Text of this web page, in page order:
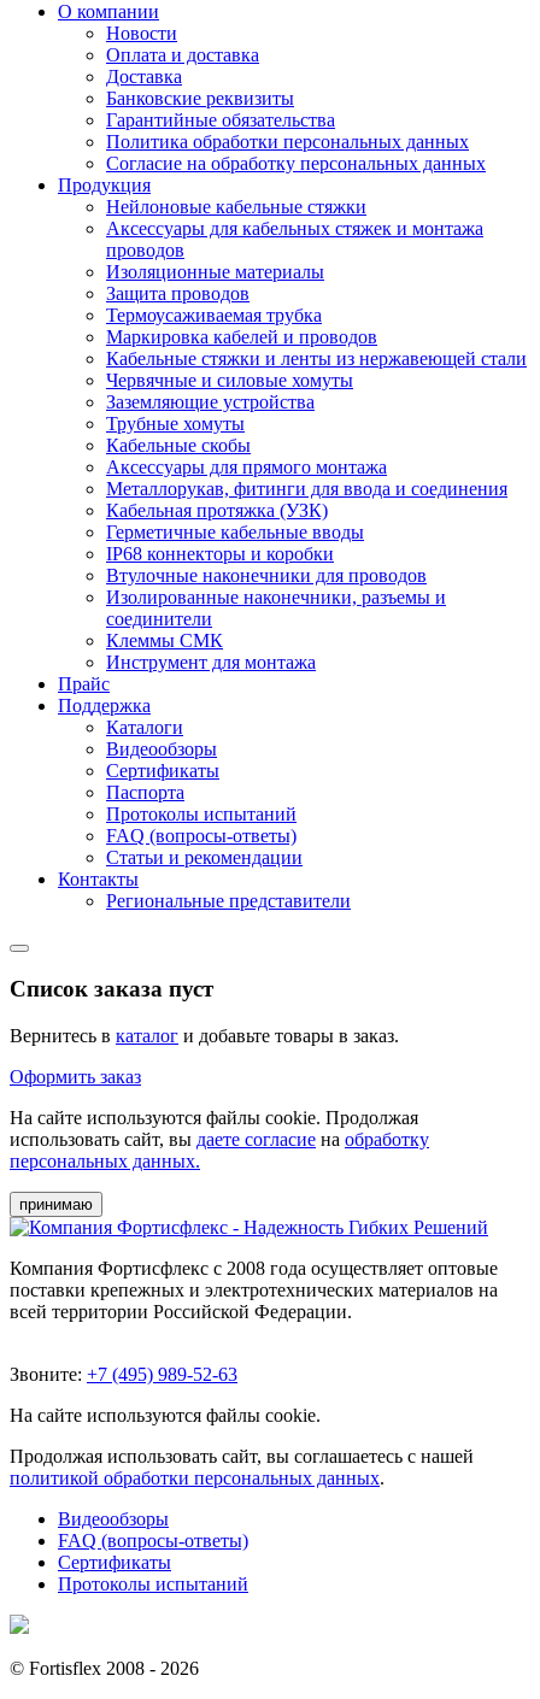
О компании
Новости
Оплата и доставка
Доставка
Банковские реквизиты
Гарантийные обязательства
Политика обработки персональных данных
Согласие на обработку персональных данных
Продукция
Нейлоновые кабельные стяжки
Аксессуары для кабельных стяжек и монтажа
проводов
Изоляционные материалы
Защита проводов
Термоусаживаемая трубка
Маркировка кабелей и проводов
Кабельные стяжки и ленты из нержавеющей стали
Червячные и силовые хомуты
Заземляющие устройства
Трубные хомуты
Кабельные скобы
Аксессуары для прямого монтажа
Металлорукав, фитинги для ввода и соединения
Кабельная протяжка (УЗК)
Герметичные кабельные вводы
IP68 коннекторы и коробки
Втулочные наконечники для проводов
Изолированные наконечники, разъемы и
соединители
Клеммы СМК
Инструмент для монтажа
Прайс
Поддержка
Каталоги
Видеообзоры
Сертификаты
Паспорта
Протоколы испытаний
FAQ (вопросы-ответы)
Статьи и рекомендации
Контакты
Региональные представители
Список заказа пуст
Вернитесь в каталог и добавьте товары в заказ.
Оформить заказ
На сайте используются файлы cookie. Продолжая
использовать сайт, вы даете согласие на обработку
персональных данных.
принимаю
Компания Фортисфлекс с 2008 года осуществляет оптовые
поставки крепежных и электротехнических материалов на
всей территории Российской Федерации.
Звоните: +7 (495) 989-52-63
На сайте используются файлы cookie.
Продолжая использовать сайт, вы соглашаетесь с нашей
политикой обработки персональных данных.
Видеообзоры
FAQ (вопросы-ответы)
Сертификаты
Протоколы испытаний
© Fortisflex 2008 - 2026